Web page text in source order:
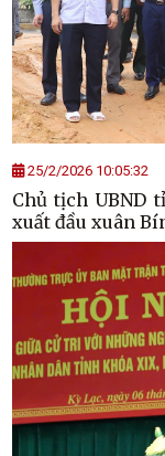
25/2/2026 10:05:32
Chủ tịch UBND
xuất đầu xuân